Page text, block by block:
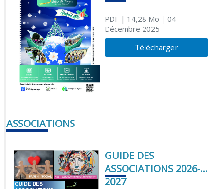
PDF| 14,28 Mo | 04
Décembre 2025
Télécharger
ASSOCIATIONS
GUIDE DES
ASSOCIATIONS 2026-
2027